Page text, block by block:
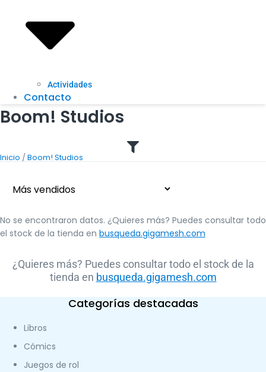
Actividades
Contacto
Boom! Studios
Inicio /Boom! Studios
No se encontraron datos. ¿Quieres más? Puedes consultar todo
el stock de la tienda en busqueda.gigamesh.com
¿Quieres más? Puedes consultar todo el stock de la
tienda en busqueda.gigamesh.com
Categorías destacadas
Libros
Cómics
Juegos de rol